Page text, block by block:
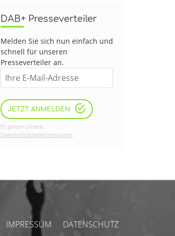
DAB+ Presseverteiler
Melden Sie sich nun einfach und
schnell für unseren
Presseverteiler an.
JETZT ANMELDEN
Es gelten unsere
Datenschutzbestimmungen.
IMPRESSUM DATENSCHUTZ